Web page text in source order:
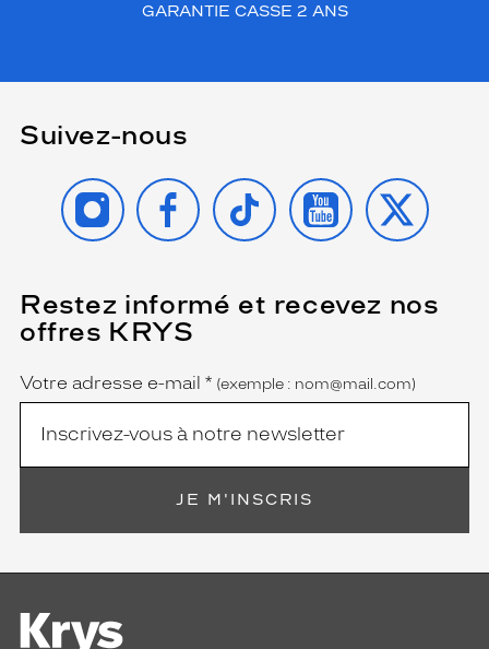
GARANTIE CASSE 2 ANS
Suivez-nous
INSTAGRAMFACEBOOK
TIKTOK YOUTUBE
X
Restez informé et recevez nos
offres KRYS
Name
Votre adresse e-mail *
(Ce
champ
est
obligatoire)
(exemple : nom@mail.com)
JE M'INSCRIS